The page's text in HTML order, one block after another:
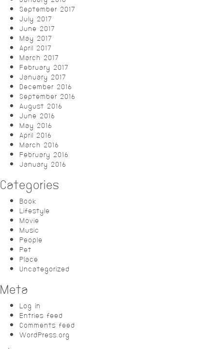
September 2017
July 2017
June 2017
May 2017
April 2017
March 2017
February 2017
January 2017
December 2016
September 2016
August 2016
June 2016
May 2016
April 2016
March 2016
February 2016
January 2016
Categories
Book
Lifestyle
Movie
Music
People
Pet
Place
Uncategorized
Meta
Log in
Entries feed
Comments feed
WordPress.org